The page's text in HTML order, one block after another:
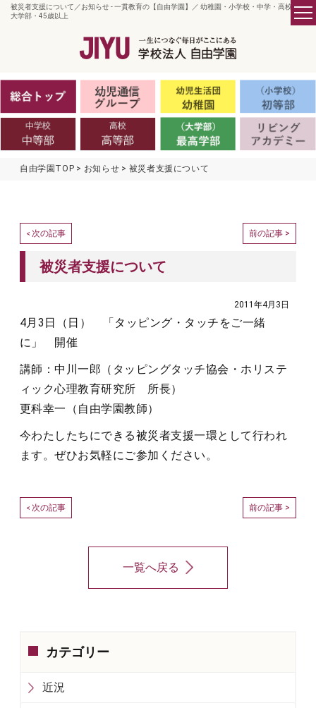
被災者支援について／お知らせ - 一貫教育の【自由学園】／ 幼稚園・小学校・中学・高校・
大学部・45歳以上
自由学園TOP お知らせ 被災者支援について
< 次の記事 前の記事 >
被災者支援について
2011年4月3日
4月3日（日） 「タッピング・タッチをご一緒
に」 開催
講師：中川一郎（タッピングタッチ協会・ホリステ
ィック心理教育研究所 所長）
更科幸一（自由学園教師）
今わたしたちにできる被災者支援一環として行われ
ます。ぜひお気軽にご参加ください。
< 次の記事 前の記事 >
一覧へ戻る
カテゴリー
近況